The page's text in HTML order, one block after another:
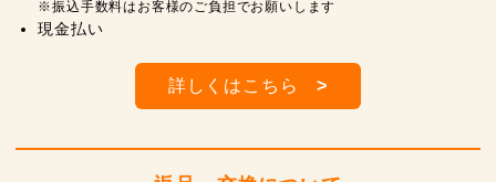
※振込手数料はお客様のご負担でお願いします
現金払い
詳しくはこちら>